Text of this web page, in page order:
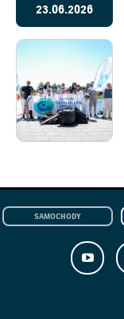
23.06.2026
SAMOCHODY